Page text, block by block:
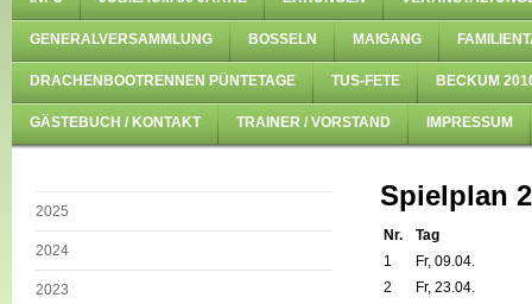
GENERALVERSAMMLUNG BOSSELN MAIGANG
DRACHENBOOTRENNEN PÜNTETAGE TUS-FETE BECKUM
GÄSTEBUCH / KONTAKT TRAINER / VORSTAND IMPRESSUM
2025
2024
2023
Spielplan
Nr.
Tag
1
Fr, 09.04.
2
Fr, 23.04.